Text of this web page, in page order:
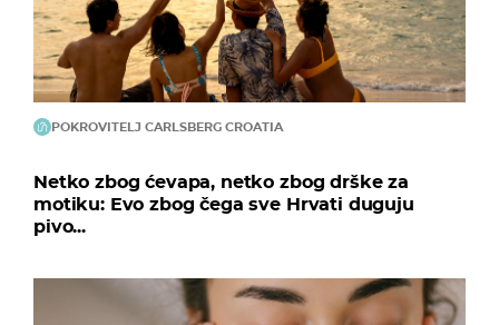
POKROVITELJ CARLSBERG CROATIA
Netko zbog ćevapa, netko zbog drške za
motiku: Evo zbog čega sve Hrvati duguju
pivo...